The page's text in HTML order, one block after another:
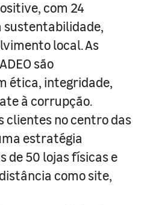
com 24
sustentabilidade,
local. As
são
ética, integridade,
à corrupção.
clientes no centro das
estratégia
de 50 lojas físicas e
como site,